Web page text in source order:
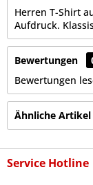
Herren T-Shirt
Aufdruck.
Bewertungen
Bewertungen
Ähnliche Artikel
Service Hotline